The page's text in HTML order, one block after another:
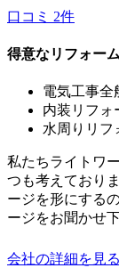
口コミ 2件
得意なリフォーム
電気工事全
内装リフォ
水周りリフ
私たちライトワ
つも考えており
ージを形にする
ージをお聞かせ下
会社の詳細を見る